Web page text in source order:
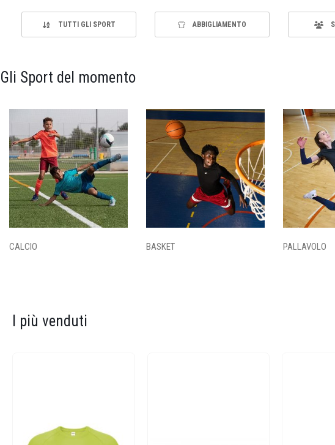
TUTTI GLI SPORT ABBIGLIAMENTO
Gli Sport del momento
CALCIO BASKET PALLAVOLO
I più venduti